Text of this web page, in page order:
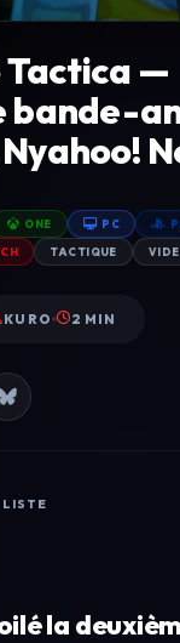
Tactica —
bande-
ONE PC
TACTIQUE
KURO 2 MIN
LISTE
la